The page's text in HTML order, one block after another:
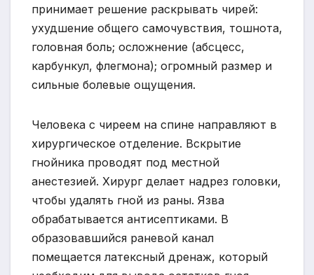
принимает решение раскрывать чирей:
ухудшение общего самочувствия, тошнота,
головная боль; осложнение (абсцесс,
карбункул, флегмона); огромный размер и
сильные болевые ощущения.
Человека с чиреем на спине направляют в
хирургическое отделение. Вскрытие
гнойника проводят под местной
анестезией. Хирург делает надрез головки,
чтобы удалять гной из раны. Язва
обрабатывается антисептиками. В
образовавшийся раневой канал
помещается латексный дренаж, который